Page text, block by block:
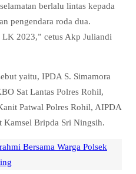
berlalu lintas kepada
pengendara roda dua.
2023,” cetus Akp Juliandi
yaitu, IPDA S. Simamora
Sat Lantas Polres Rohil,
Patwal Polres Rohil, AIPDA
Kamsel Bripda Sri Ningsih.
Bersama Warga Polsek